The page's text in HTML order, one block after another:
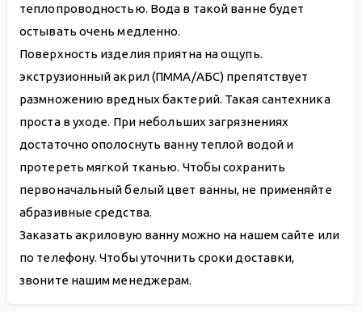
теплопроводностью. Вода в такой ванне будет
остывать очень медленно.
Поверхность изделия приятна на ощупь.
экструзионный акрил (ПММА/АБС) препятствует
размножению вредных бактерий. Такая сантехника
проста в уходе. При небольших загрязнениях
достаточно ополоснуть ванну теплой водой и
протереть мягкой тканью. Чтобы сохранить
первоначальный белый цвет ванны, не применяйте
абразивные средства.
Заказать акриловую ванну можно на нашем сайте или
по телефону. Чтобы уточнить сроки доставки,
звоните нашим менеджерам.